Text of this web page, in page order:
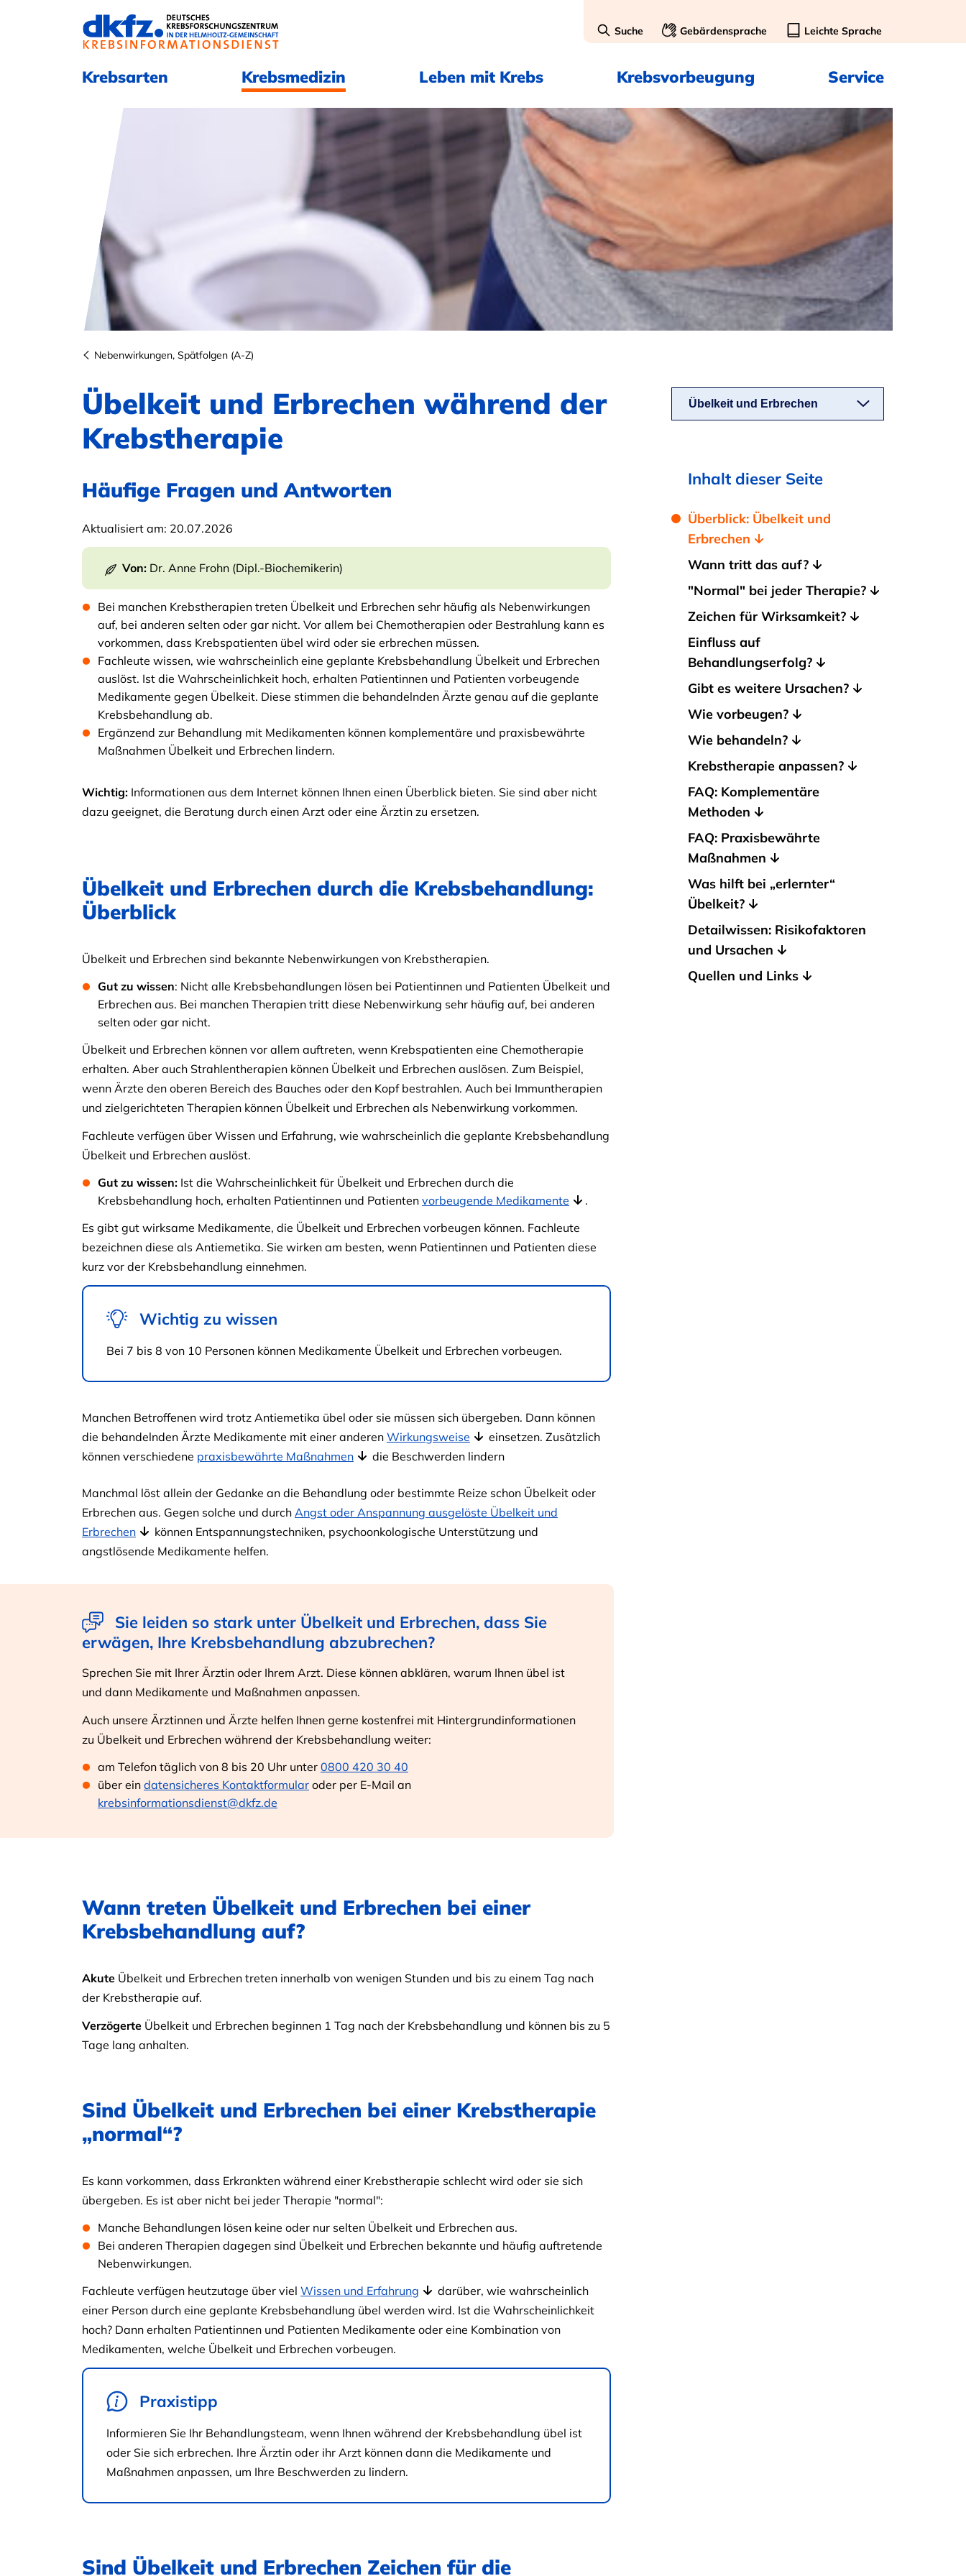
Suche Gebärdensprache Leichte Sprache
Krebsarten Krebsmedizin Leben mit Krebs Krebsvorbeugung Service
Nebenwirkungen, Spätfolgen (A-Z)
Übelkeit und Erbrechen während der
Krebstherapie
Häufige Fragen und Antworten
Aktualisiert am: 20.07.2026
Von: Dr. Anne Frohn (Dipl.-Biochemikerin)
Bei manchen Krebstherapien treten Übelkeit und Erbrechen sehr häufig als Nebenwirkungen
auf, bei anderen selten oder gar nicht. Vor allem bei Chemotherapien oder Bestrahlung kann es
vorkommen, dass Krebspatienten übel wird oder sie erbrechen müssen.
Fachleute wissen, wie wahrscheinlich eine geplante Krebsbehandlung Übelkeit und Erbrechen
auslöst. Ist die Wahrscheinlichkeit hoch, erhalten Patientinnen und Patienten vorbeugende
Medikamente gegen Übelkeit. Diese stimmen die behandelnden Ärzte genau auf die geplante
Krebsbehandlung ab.
Ergänzend zur Behandlung mit Medikamenten können komplementäre und praxisbewährte
Maßnahmen Übelkeit und Erbrechen lindern.
Wichtig: Informationen aus dem Internet können Ihnen einen Überblick bieten. Sie sind aber nicht
dazu geeignet, die Beratung durch einen Arzt oder eine Ärztin zu ersetzen.
Übelkeit und Erbrechen durch die Krebsbehandlung:
Überblick
Übelkeit und Erbrechen sind bekannte Nebenwirkungen von Krebstherapien.
Gut zu wissen: Nicht alle Krebsbehandlungen lösen bei Patientinnen und Patienten Übelkeit und
Erbrechen aus. Bei manchen Therapien tritt diese Nebenwirkung sehr häufig auf, bei anderen
selten oder gar nicht.
Übelkeit und Erbrechen können vor allem auftreten, wenn Krebspatienten eine Chemotherapie
erhalten. Aber auch Strahlentherapien können Übelkeit und Erbrechen auslösen. Zum Beispiel,
wenn Ärzte den oberen Bereich des Bauches oder den Kopf bestrahlen. Auch bei Immuntherapien
und zielgerichteten Therapien können Übelkeit und Erbrechen als Nebenwirkung vorkommen.
Fachleute verfügen über Wissen und Erfahrung, wie wahrscheinlich die geplante Krebsbehandlung
Übelkeit und Erbrechen auslöst.
Gut zu wissen: Ist die Wahrscheinlichkeit für Übelkeit und Erbrechen durch die
Krebsbehandlung hoch, erhalten Patientinnen und Patienten vorbeugende Medikamente
.
Es gibt gut wirksame Medikamente, die Übelkeit und Erbrechen vorbeugen können. Fachleute
bezeichnen diese als Antiemetika. Sie wirken am besten, wenn Patientinnen und Patienten diese
kurz vor der Krebsbehandlung einnehmen.
Wichtig zu wissen
Bei 7 bis 8 von 10 Personen können Medikamente Übelkeit und Erbrechen vorbeugen.
Manchen Betroffenen wird trotz Antiemetika übel oder sie müssen sich übergeben. Dann können
die behandelnden Ärzte Medikamente mit einer anderen Wirkungsweise
einsetzen. Zusätzlich
können verschiedene praxisbewährte Maßnahmen die Beschwerden lindern
Manchmal löst allein der Gedanke an die Behandlung oder bestimmte Reize schon Übelkeit oder
Erbrechen aus. Gegen solche und durch Angst oder Anspannung ausgelöste Übelkeit und
Erbrechen
können Entspannungstechniken, psychoonkologische Unterstützung und
angstlösende Medikamente helfen.
Sie leiden so stark unter Übelkeit und Erbrechen, dass Sie
erwägen, Ihre Krebsbehandlung abzubrechen?
Sprechen Sie mit Ihrer Ärztin oder Ihrem Arzt. Diese können abklären, warum Ihnen übel ist
und dann Medikamente und Maßnahmen anpassen.
Auch unsere Ärztinnen und Ärzte helfen Ihnen gerne kostenfrei mit Hintergrundinformationen
zu Übelkeit und Erbrechen während der Krebsbehandlung weiter:
am Telefon täglich von 8 bis 20 Uhr unter 0800 420 30 40
über ein datensicheres Kontaktformular oder per E-Mail an
krebsinformationsdienst@dkfz.de
Wann treten Übelkeit und Erbrechen bei einer
Krebsbehandlung auf?
Akute Übelkeit und Erbrechen treten innerhalb von wenigen Stunden und bis zu einem Tag nach
der Krebstherapie auf.
Verzögerte Übelkeit und Erbrechen beginnen 1 Tag nach der Krebsbehandlung und können bis zu 5
Tage lang anhalten.
Sind Übelkeit und Erbrechen bei einer Krebstherapie
„normal“?
Es kann vorkommen, dass Erkrankten während einer Krebstherapie schlecht wird oder sie sich
übergeben. Es ist aber nicht bei jeder Therapie "normal":
Manche Behandlungen lösen keine oder nur selten Übelkeit und Erbrechen aus.
Bei anderen Therapien dagegen sind Übelkeit und Erbrechen bekannte und häufig auftretende
Nebenwirkungen.
Fachleute verfügen heutzutage über viel Wissen und Erfahrung
darüber, wie wahrscheinlich
einer Person durch eine geplante Krebsbehandlung übel werden wird. Ist die Wahrscheinlichkeit
hoch? Dann erhalten Patientinnen und Patienten Medikamente oder eine Kombination von
Medikamenten, welche Übelkeit und Erbrechen vorbeugen.
Praxistipp
Informieren Sie Ihr Behandlungsteam, wenn Ihnen während der Krebsbehandlung übel ist
oder Sie sich erbrechen. Ihre Ärztin oder ihr Arzt können dann die Medikamente und
Maßnahmen anpassen, um Ihre Beschwerden zu lindern.
Sind Übelkeit und Erbrechen Zeichen für die
Übelkeit und Erbrechen
Inhalt dieser Seite
Überblick: Übelkeit und
Erbrechen
Wann tritt das auf?
"Normal" bei jeder Therapie?
Zeichen für Wirksamkeit?
Einfluss auf
Behandlungserfolg?
Gibt es weitere Ursachen?
Wie vorbeugen?
Wie behandeln?
Krebstherapie anpassen?
FAQ: Komplementäre
Methoden
FAQ: Praxisbewährte
Maßnahmen
Was hilft bei „erlernter“
Übelkeit?
Detailwissen: Risikofaktoren
und Ursachen
Quellen und Links